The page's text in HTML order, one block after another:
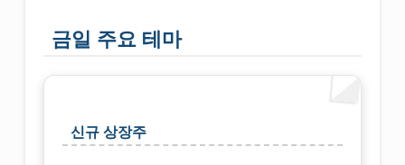
금일 주요 테마
신규 상장주